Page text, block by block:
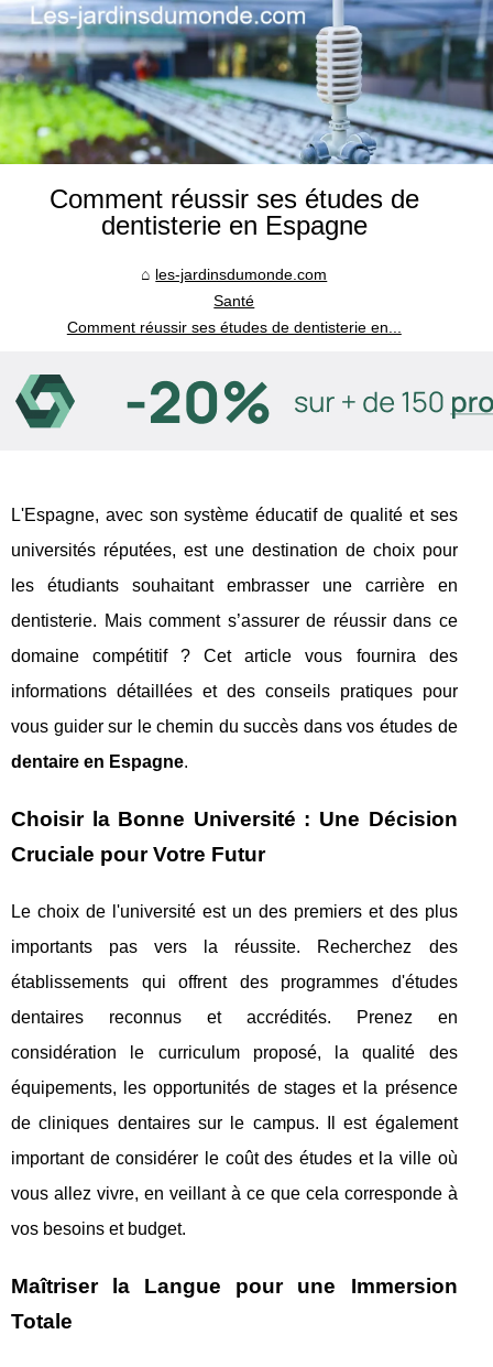
Comment réussir ses études de
dentisterie en Espagne
les-jardinsdumonde.com
Santé
Comment réussir ses études de dentisterie en...
L'Espagne, avec son système éducatif de qualité et ses
universités réputées, est une destination de choix pour
les étudiants souhaitant embrasser une carrière en
dentisterie. Mais comment s’assurer de réussir dans ce
domaine compétitif ? Cet article vous fournira des
informations détaillées et des conseils pratiques pour
vous guider sur le chemin du succès dans vos études de
dentaire en Espagne.
Choisir la Bonne Université : Une Décision
Cruciale pour Votre Futur
Le choix de l'université est un des premiers et des plus
importants pas vers la réussite. Recherchez des
établissements qui offrent des programmes d'études
dentaires reconnus et accrédités. Prenez en
considération le curriculum proposé, la qualité des
équipements, les opportunités de stages et la présence
de cliniques dentaires sur le campus. Il est également
important de considérer le coût des études et la ville où
vous allez vivre, en veillant à ce que cela corresponde à
vos besoins et budget.
Maîtriser la Langue pour une Immersion
Totale